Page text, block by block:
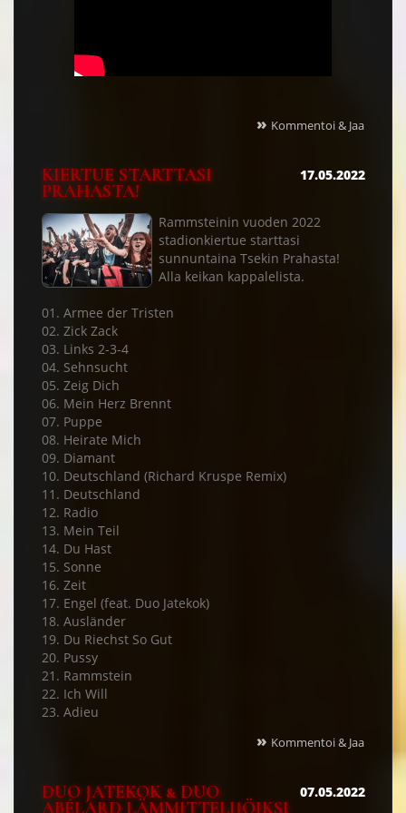
» Kommentoi & Jaa
KIERTUE STARTTASI
PRAHASTA!
17.05.2022
Rammsteinin vuoden 2022
stadionkiertue starttasi
sunnuntaina Tsekin Prahasta!
Alla keikan kappalelista.
01. Armee der Tristen
02. Zick Zack
03. Links 2-3-4
04. Sehnsucht
05. Zeig Dich
06. Mein Herz Brennt
07. Puppe
08. Heirate Mich
09. Diamant
10. Deutschland (Richard Kruspe Remix)
11. Deutschland
12. Radio
13. Mein Teil
14. Du Hast
15. Sonne
16. Zeit
17. Engel (feat. Duo Jatekok)
18. Ausländer
19. Du Riechst So Gut
20. Pussy
21. Rammstein
22. Ich Will
23. Adieu
» Kommentoi & Jaa
DUO JATEKOK & DUO
ABÉLARD LÄMMITTELIJÖIKSI
07.05.2022